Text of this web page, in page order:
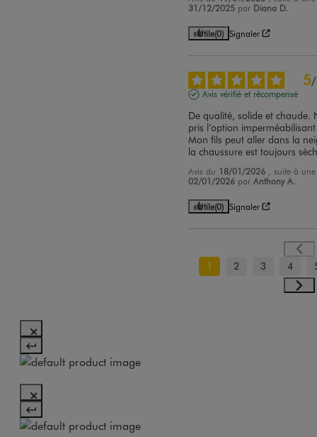
31/12/2025 par Diana D.
Utile(0) Signaler
5/
Avis vérifié et récompensé
De qualité, solide et chaude.
pris l’option
Mon fils peut aller dans la
la chaussure est toujours
Avis du 18/01/2026
, suite à
02/01/2026 parAnthony A.
Utile(0) Signaler
1 2 3 4